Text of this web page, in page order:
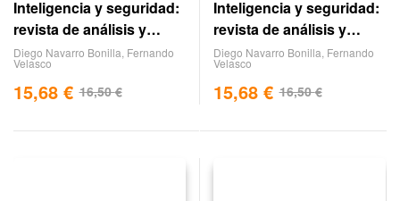
Inteligencia y seguridad:
revista de análisis y
prospectiva. nº 12
Diego Navarro Bonilla Fernando
Velasco
16,50€
15,68 €
Inteligencia y seguridad:
revista de análisis y
prospectiva. nº 11
Diego Navarro Bonilla Fernando
Velasco
16,50€
15,68 €